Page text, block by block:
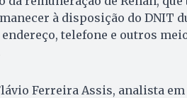
à disposição do DNIT
telefone e outros
Ferreira Assis, analista